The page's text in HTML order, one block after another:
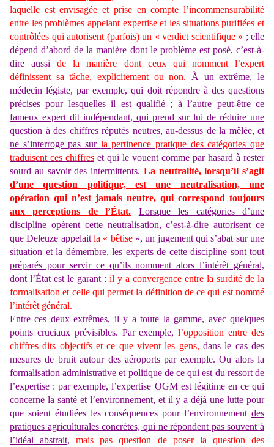
laquelle est envisagée et prise en compte l’incommensurabilité
entre les problèmes appelant expertise et les situations purifiées et
contrôlées qui autorisent (parfois) un « verdict scientifique » ; elle
dépend d’abordde la manière dont le problème est posé, c’est-à-
dire ausside la manière dont ceux qui nomment l’expert
définissent sa tâche, explicitement ou non. À un extrême, le
médecin légiste, par exemple, qui doit répondre à des questions
précises pour lesquelles il est qualifié ; à l’autre peut-être ce
fameux expert dit indépendant, qui prend sur lui de réduire une
question à des chiffres réputés neutres, au-dessus de la mêlée, et
ne s’interroge pas sur la pertinence pratique des catégories que
traduisent ces chiffres et qui le vouent comme par hasard à rester
sourd au savoir des intermittents. La neutralité, lorsqu’il s’agit
d’une question politique, est une neutralisation, une
opération qui n’est jamais neutre, qui correspond toujours
aux perceptions de l’État.
Lorsque les catégories d’une
discipline opèrent cette neutralisation, c’est-à-dire autorisent ce
que Deleuze appelait la « bêtise», un jugement qui s’abat sur une
situation et la démembre, les experts de cette discipline sont tout
préparés pour servir ce qu’ils nomment alors l’intérêt général,
dont l’État est le garant : il y a convergence entre la surdité de la
formalisation et celle qui permet la définition de ce qui est nommé
l’intérêt général.
Entre ces deux extrêmes, il y a toute la gamme, avec quelques
points cruciaux prévisibles. Par exemple,l’opposition entre des
chiffres dits objectifs et ce que vivent les gens, dans le cas des
mesures de bruit autour des aéroports par exemple. Ou alors la
formalisation administrative et politique de ce qui est du ressort de
l’expertise : par exemple, l’expertise OGM est légitime en ce qui
concerne la santé et l’environnement, et il y a déjà une lutte pour
que soient étudiées les conséquences pour l’environnement des
pratiques agriculturales concrètes, qui ne répondent pas souvent à
l’idéal abstrait,
mais pas question de poser la question des